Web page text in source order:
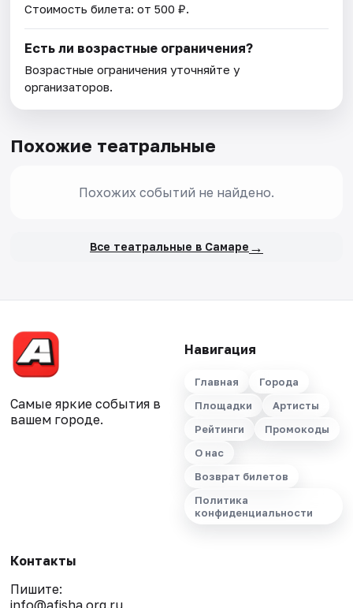
Стоимость билета: от 500 ₽.
Есть ли возрастные ограничения?
Возрастные ограничения уточняйте у
организаторов.
Похожие театральные
Похожих событий не найдено.
Все театральные в Самаре →
Самые яркие события в
вашем городе.
Навигация
Главная
Города
Площадки
Артисты
Рейтинги
Промокоды
О нас
Возврат билетов
Политика
конфиденциальности
Контакты
Пишите:
info@afisha.org.ru